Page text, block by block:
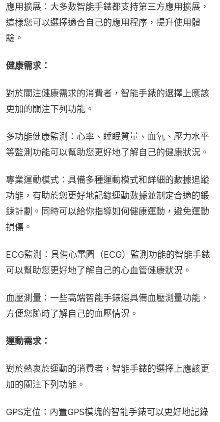
應用擴展：大多數智能手錶都支持第三方應用擴展，
這樣您可以選擇適合自己的應用程序，提升使用體
驗。
健康需求：
對於關注健康需求的消費者，智能手錶的選擇上應該
更加的關注下列功能。
多功能健康監測：心率、睡眠質量、血氧、壓力水平
等監測功能可以幫助您更好地了解自己的健康狀況。
專業運動模式：具備多種運動模式和詳細的數據追蹤
功能，有助於您更好地記錄運動數據並制定合適的鍛
鍊計劃。同時可以給你指導如何健康運動，避免運動
損傷。
ECG監測：具備心電圖（ECG）監測功能的智能手錶
可以幫助您更好地了解自己的心血管健康狀況。
血壓測量：一些高端智能手錶還具備血壓測量功能，
方便您隨時了解自己的血壓情況。
運動需求：
對於熱衷於運動的消費者，智能手錶的選擇上應該更
加的關注下列功能。
GPS定位：內置GPS模塊的智能手錶可以更好地記錄